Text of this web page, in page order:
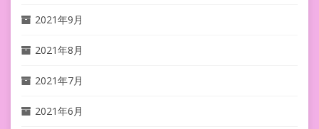
2021年9月
2021年8月
2021年7月
2021年6月